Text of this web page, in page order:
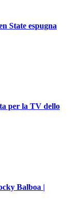
State espugna
per la TV dello
Balboa |